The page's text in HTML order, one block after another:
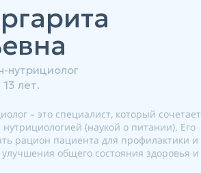
нутрициолог
лет.
– это специалист, который сочетает
(наукой о питании). Его
рацион пациента для профилактики и
общего состояния здоровья и